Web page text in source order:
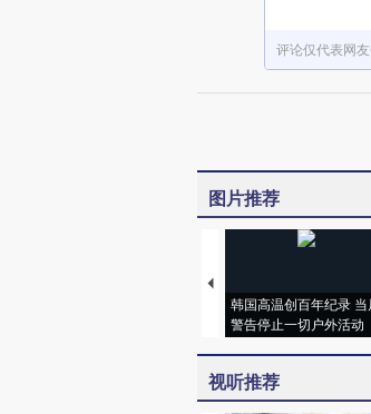
评论仅代表网
图片推荐
韩国高温创百年纪录 当
警告停止一切户外活动
视听推荐